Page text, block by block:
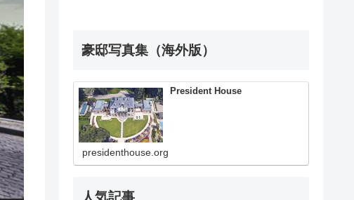
豪邸写真集（海外版）
President House
presidenthouse.org
人気記事